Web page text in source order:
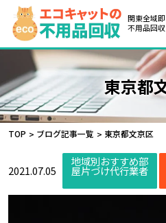
関東全域
不用品回
東京都
TOP ブログ記事一覧 東京都文京区
2021.07.05
地域別おすすめ部
屋片づけ代行業者